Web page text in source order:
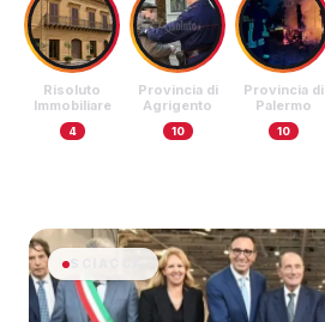
Risoluto
Immobiliare
4
Provincia di
Agrigento
10
Provincia di
Palermo
10